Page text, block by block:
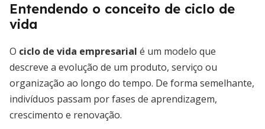
Entendendo o conceito de ciclo de
vida
O ciclo de vida empresarial é um modelo que
descreve a evolução de um produto, serviço ou
organização ao longo do tempo. De forma semelhante,
indivíduos passam por fases de aprendizagem,
crescimento e renovação.